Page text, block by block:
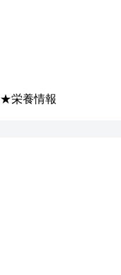
★栄養情報